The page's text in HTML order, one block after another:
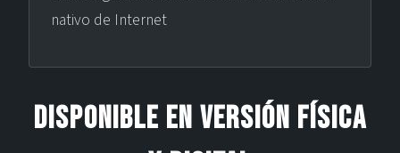
nativo de Internet
Disponible en versión física